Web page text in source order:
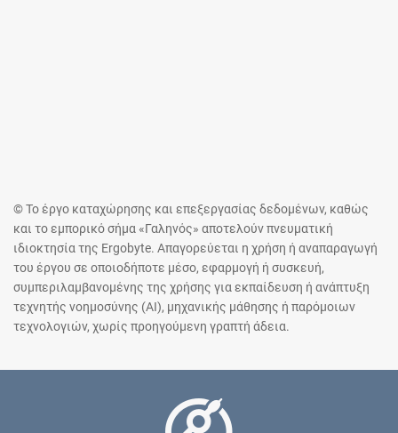
© Το έργο καταχώρησης και επεξεργασίας δεδομένων, καθώς
και το εμπορικό σήμα «Γαληνός» αποτελούν πνευματική
ιδιοκτησία της Ergobyte. Απαγορεύεται η χρήση ή αναπαραγωγή
του έργου σε οποιοδήποτε μέσο, εφαρμογή ή συσκευή,
συμπεριλαμβανομένης της χρήσης για εκπαίδευση ή ανάπτυξη
τεχνητής νοημοσύνης (AI), μηχανικής μάθησης ή παρόμοιων
τεχνολογιών, χωρίς προηγούμενη γραπτή άδεια.